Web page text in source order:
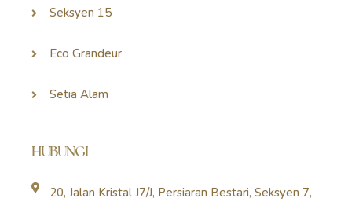
Seksyen 15
Eco Grandeur
Setia Alam
HUBUNGI
20, Jalan Kristal J7/J, Persiaran Bestari, Seksyen 7,